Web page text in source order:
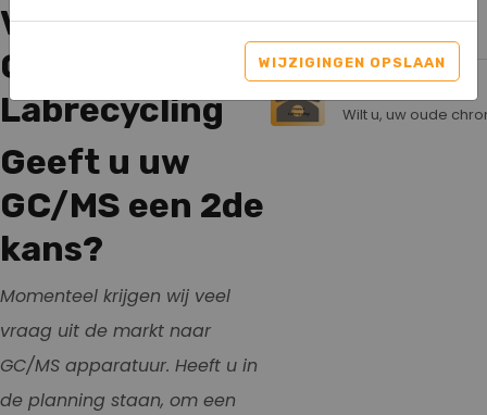
WIJZIGINGEN OPSLAAN
Verkoop uw
GC/MS aan
Labrecycling
Geeft u uw
GC/MS een 2de
kans?
Momenteel krijgen wij veel
vraag uit de markt naar
GC/MS apparatuur. Heeft u in
de planning staan, om een
Ook interessant
Contact
Wilt u, uw oude